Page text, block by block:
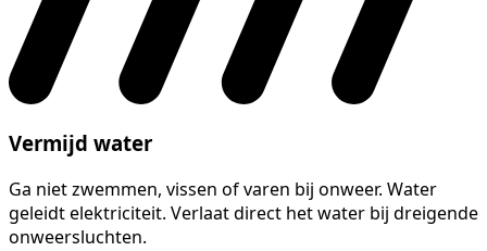
Vermijd water
Ga niet zwemmen, vissen of varen bij onweer. Water
geleidt elektriciteit. Verlaat direct het water bij dreigende
onweersluchten.